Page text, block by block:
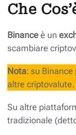
Che
Binanceè un
scambiare
Nota: su
altre criptovalute.
Su altre
tradizionale